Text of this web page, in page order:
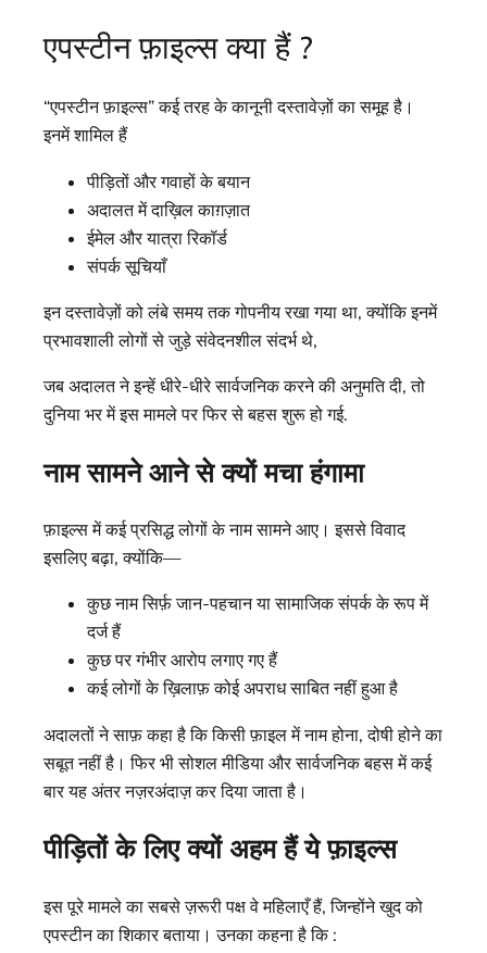
एपस्टीन फ़ाइल्स क्या हैं ?
“एपस्टीन फ़ाइल्स” कई तरह के कानूनी दस्तावेज़ों का समूह है।
इनमें शामिल हैं
पीड़ितों और गवाहों के बयान
अदालत में दाख़िल काग़ज़ात
ईमेल और यात्रा रिकॉर्ड
संपर्क सूचियाँ
इन दस्तावेज़ों को लंबे समय तक गोपनीय रखा गया था, क्योंकि इनमें
प्रभावशाली लोगों से जुड़े संवेदनशील संदर्भ थे,
जब अदालत ने इन्हें धीरे-धीरे सार्वजनिक करने की अनुमति दी, तो
दुनिया भर में इस मामले पर फिर से बहस शुरू हो गई.
नाम सामने आने से क्यों मचा हंगामा
फ़ाइल्स में कई प्रसिद्ध लोगों के नाम सामने आए। इससे विवाद
इसलिए बढ़ा, क्योंकि—
कुछ नाम सिर्फ़ जान-पहचान या सामाजिक संपर्क के रूप में
दर्ज हैं
कुछ पर गंभीर आरोप लगाए गए हैं
कई लोगों के ख़िलाफ़ कोई अपराध साबित नहीं हुआ है
अदालतों ने साफ़ कहा है कि किसी फ़ाइल में नाम होना, दोषी होने का
सबूत नहीं है। फिर भी सोशल मीडिया और सार्वजनिक बहस में कई
बार यह अंतर नज़रअंदाज़ कर दिया जाता है।
पीड़ितों के लिए क्यों अहम हैं ये फ़ाइल्स
इस पूरे मामले का सबसे ज़रूरी पक्ष वे महिलाएँ हैं, जिन्होंने खुद को
एपस्टीन का शिकार बताया। उनका कहना है कि :